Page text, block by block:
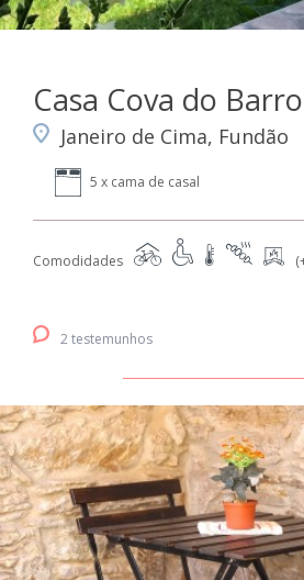
Casa Cova do Barro
Janeiro de Cima, Fundão
5 x cama de casal
Comodidades
2 testemunhos